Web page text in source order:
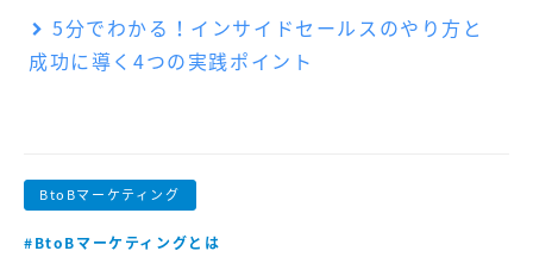
BtoBマーケティング
#BtoBマーケティングとは
5分でわかる！インサイドセールスのやり方と
成功に導く4つの実践ポイント